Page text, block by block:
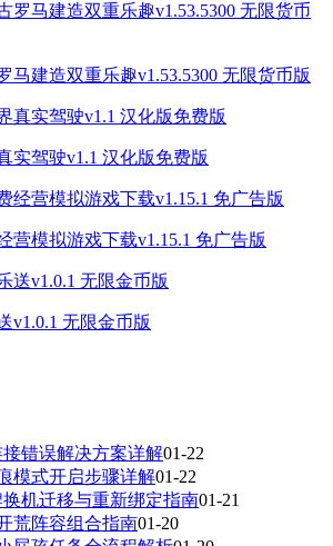
马建造双重乐趣v1.53.5300 无限货币版
实驾驶v1.1 汉化版免费版
营模拟游戏下载v1.15.1 免广告版
v1.0.1 无限金币版
接错误解决方案详解01-22
模式开启步骤详解01-22
换机迁移与重新绑定指南01-21
荒阵容组合指南01-20